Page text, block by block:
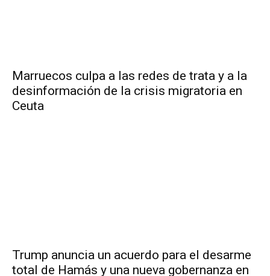
Marruecos culpa a las redes de trata y a la
desinformación de la crisis migratoria en
Ceuta
Trump anuncia un acuerdo para el desarme
total de Hamás y una nueva gobernanza en